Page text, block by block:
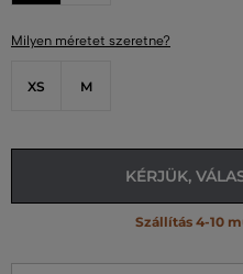
Milyen méretet szeretne?
XS M
KÉRJÜK,
Szállítás 4-10